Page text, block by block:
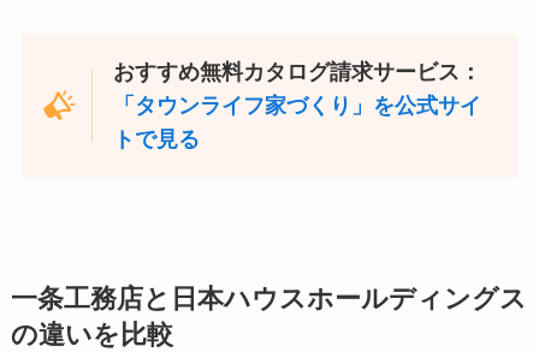
おすすめ無料カタログ請求サービス：
「タウンライフ家づくり」を公式サイ
トで見る
一条工務店と日本ハウスホールディングス
の違いを比較